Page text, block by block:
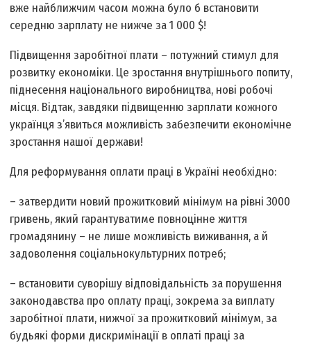
вже найближчим часом можна було б встановити
середню зарплату не нижче за 1 000 $!
Підвищення заробітної плати – потужний стимул для
розвитку економіки. Це зростання внутрішнього попиту,
піднесення національного виробництва, нові робочі
місця. Відтак, завдяки підвищенню зарплати кожного
українця з’явиться можливість забезпечити економічне
зростання нашої держави!
Для реформування оплати праці в Україні необхідно:
– затвердити новий прожитковий мінімум на рівні 3000
гривень, який гарантуватиме повноцінне життя
громадянину – не лише можливість виживання, а й
задоволення соціально­культурних потреб;
– встановити суворішу відповідальність за порушення
законодавства про оплату праці, зокрема за виплату
заробітної плати, нижчої за прожитковий мінімум, за
будь­які форми дискримінації в оплаті праці за